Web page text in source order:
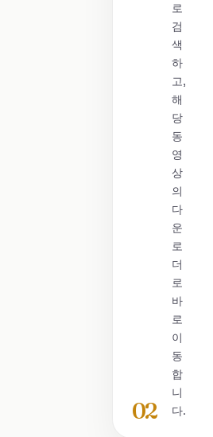
02
로
검
색
하
고,
해
당
동
영
상
의
다
운
로
더
로
바
로
이
동
합
니
다.